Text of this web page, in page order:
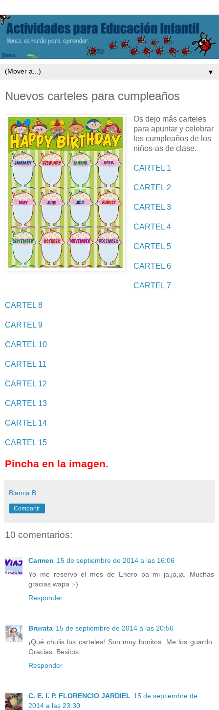
▼
Nuevos carteles para cumpleaños
Os dejo más carteles
para apuntar y celebrar
los cumpleaños de los
niños-as de clase.
CARTEL 1
CARTEL 2
CARTEL 3
CARTEL 4
CARTEL 5
CARTEL 6
CARTEL 7
CARTEL 8
CARTEL 9
CARTEL 10
CARTEL 11
CARTEL 12
CARTEL 13
CARTEL 14
CARTEL 15
Pincha en la imagen.
Blanca B
Compartir
10 comentarios:
Carmen 15 de septiembre de 2014 a las 16:06
Yo me reservo el mes de Enero pa mi ja,ja,ja. Muchas
gracias wapa :-)
Responder
Brurata 15 de septiembre de 2014 a las 20:56
¡Qué chulis los carteles! Son muy bonitos. Me los guardo.
Gracias. Besitos.
Responder
C. E. I. P. FLORENCIO JARDIEL 15 de septiembre de
2014 a las 23:30